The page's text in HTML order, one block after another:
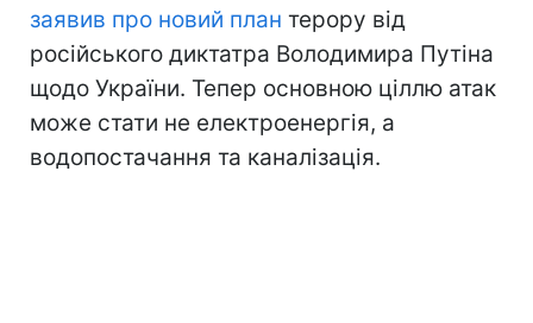
заявив про новий план терору від
російського диктатра Володимира Путіна
щодо України. Тепер основною ціллю атак
може стати не електроенергія, а
водопостачання та каналізація.